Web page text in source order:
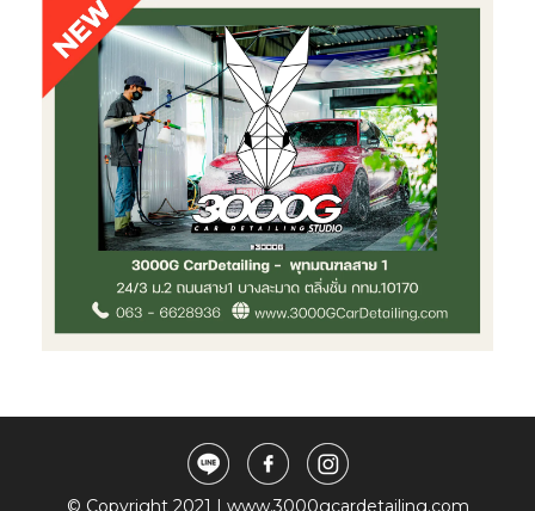
© Copyright 2021 | www.3000gcardetailing.com